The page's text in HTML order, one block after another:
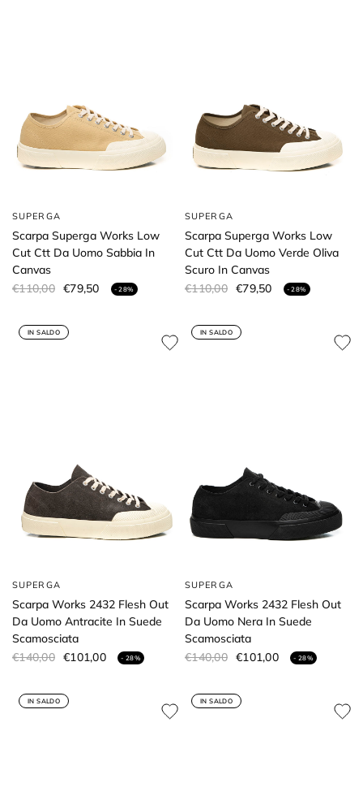
SUPERGA
Scarpa Superga Works Low
Cut Ctt Da Uomo Sabbia In
Canvas
€110,00 €79,50 - 28%
SUPERGA
Scarpa Superga Works Low
Cut Ctt Da Uomo Verde Oliva
Scuro In Canvas
€110,00 €79,50 - 28%
IN SALDO
SUPERGA
Scarpa Works 2432 Flesh Out
Da Uomo Antracite In Suede
Scamosciata
€140,00 €101,00 - 28%
IN SALDO
SUPERGA
Scarpa Works 2432 Flesh Out
Da Uomo Nera In Suede
Scamosciata
€140,00 €101,00 - 28%
IN SALDO IN SALDO